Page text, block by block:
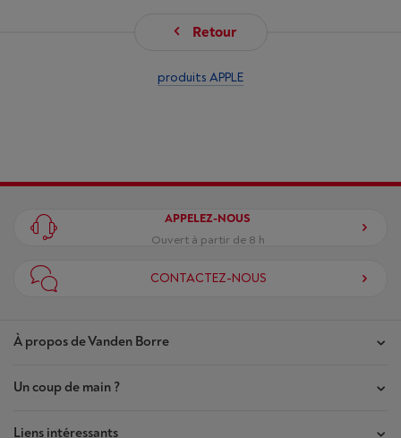
Retour
produits APPLE
À propos de Vanden Borre
Nos magasins
Contrat de Confiance
Un coup de main ?
Liens intéressants
APPELEZ-NOUS
Ouvert à partir de 8 h
CONTACTEZ-NOUS